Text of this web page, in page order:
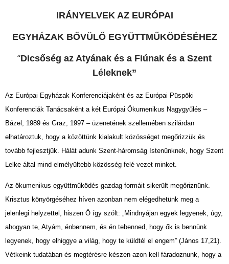
IRÁNYELVEK AZ EURÓPAI
EGYHÁZAK BŐVÜLŐ EGYÜTTMŰKÖDÉSÉHEZ
“Dicsőség az Atyának és a Fiúnak és a Szent
Léleknek”
Az Európai Egyházak Konferenciájaként és az Európai Püspöki
Konferenciák Tanácsaként a két Európai Ökumenikus Nagygyűlés –
Bázel, 1989 és Graz, 1997 – üzenetének szellemében szilárdan
elhatároztuk, hogy a közöttünk kialakult közösséget megőrizzük és
tovább fejlesztjük. Hálát adunk Szent-háromság Istenünknek, hogy Szent
Lelke által mind elmélyültebb közösség felé vezet minket.
Az ökumenikus együttműködés gazdag formáit sikerült megőriznünk.
Krisztus könyörgéséhez híven azonban nem elégedhetünk meg a
jelenlegi helyzettel, hiszen Ő így szólt: „Mindnyájan egyek legyenek, úgy,
ahogyan te, Atyám, énbennem, és én tebenned, hogy ők is bennünk
legyenek, hogy elhiggye a világ, hogy te küldtél el engem” (János 17,21).
Vétkeink tudatában és megtérésre készen azon kell fáradoznunk, hogy a